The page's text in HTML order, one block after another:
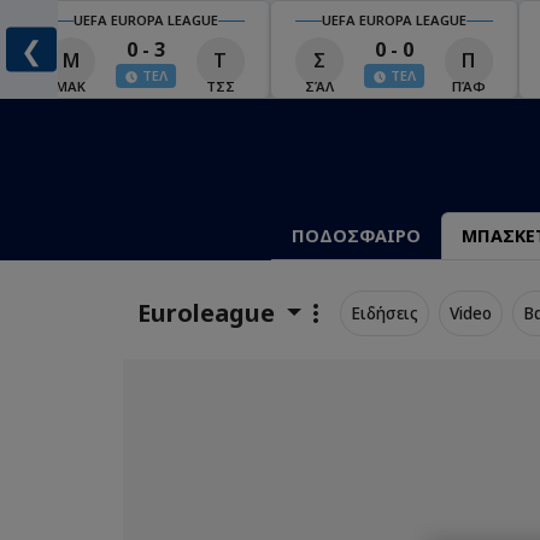
❮
UEFA EUROPA LEAGUE
Μ
ΜΑΚ
0 - 3
ΤΕΛ
Τ
ΤΣΣ
UEFA EUROPA LEAGUE
Σ
ΣΆΛ
0 - 0
ΤΕΛ
Π
ΠΆΦ
ΠΟΔΟΣΦΑΙΡΟ
Euroleague Ειδήσεις Video